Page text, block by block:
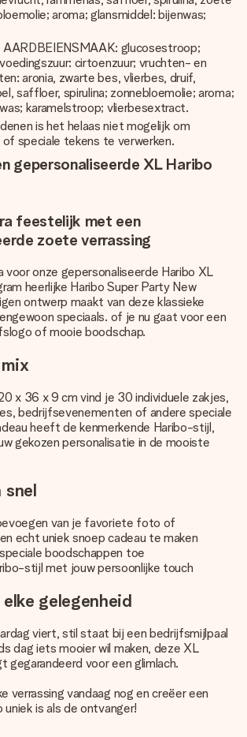
aroma; glansmiddel: bijenwas;
glucosestroop;
cirtoenzuur; vruchten- en
aronia, zwarte bes, vlierbes, druif,
saffloer, spirulina; zonnebloemolie; aroma;
karamelstroop; vlierbesextract.
is het helaas niet mogelijk om
of speciale tekens te verwerken.
gepersonaliseerde XL Haribo
feestelijk met een
zoete verrassing
voor onze gepersonaliseerde Haribo XL
heerlijke Haribo Super Party New
ontwerp maakt van deze klassieke
speciaals. of je nu gaat voor een
of mooie boodschap.
x 36 x 9 cm vind je 30 individuele zakjes,
bedrijfsevenementen of andere speciale
heeft de kenmerkende Haribo-stijl,
gekozen personalisatie in de mooiste
snel
van je favoriete foto of
echt uniek snoep cadeau te maken
boodschappen toe
stijl met jouw persoonlijke touch
gelegenheid
viert, stil staat bij een bedrijfsmijlpaal
dag iets mooier wil maken, deze XL
gegarandeerd voor een glimlach.
verrassing vandaag nog en creëer een
is als de ontvanger!